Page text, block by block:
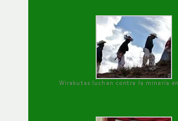
Wirakutas luchan contra la minería